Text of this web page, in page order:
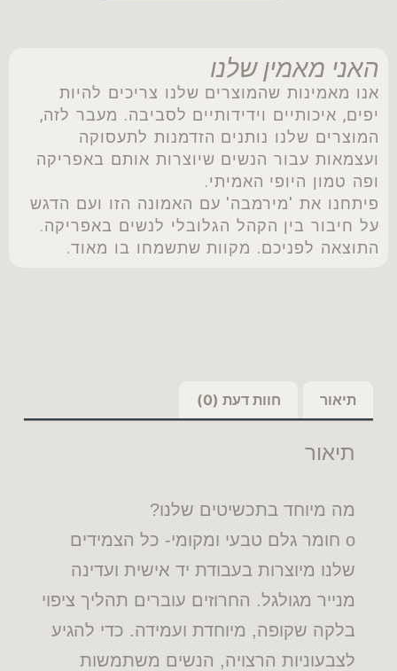
האני מאמין שלנו
אנו מאמינות שהמוצרים שלנו צריכים להיות
יפים, איכותיים וידידותיים לסביבה. מעבר לזה,
המוצרים שלנו נותנים הזדמנות לתעסוקה
ועצמאות עבור הנשים שיוצרות אותם באפריקה
ופה טמון היופי האמיתי.
פיתחנו את 'מירמבה' עם האמונה הזו ועם הדגש
על חיבור בין הקהל הגלובלי לנשים באפריקה.
התוצאה לפניכם. מקוות שתשמחו בו מאוד.
תיאור חוות דעת (0)
תיאור
מה מיוחד בתכשיטים שלנו?
o חומר גלם טבעי ומקומי- כל הצמידים
שלנו מיוצרות בעבודת יד אישית ועדינה
מנייר מגולגל. החרוזים עוברים תהליך ציפוי
בלקה שקופה, מיוחדת ועמידה. כדי להגיע
לצבעוניות הרצויה, הנשים משתמשות